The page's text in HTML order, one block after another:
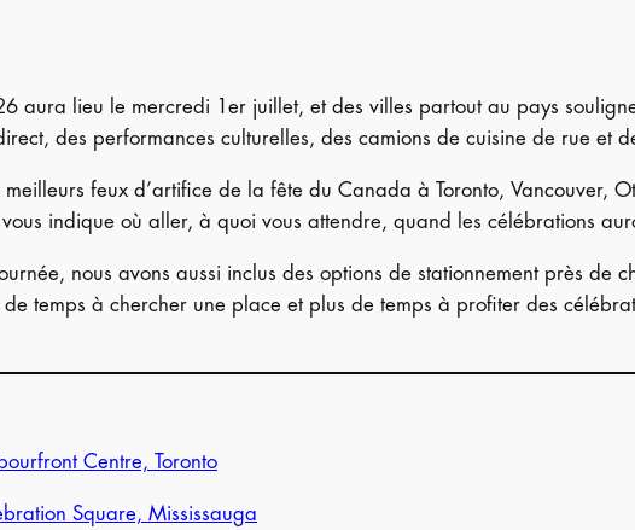
aura lieu le mercredi 1er juillet, et des villes partout au pays
des performances culturelles, des camions de cuisine de rue et
feux d’artifice de la fête du Canada à Toronto, Vancouver,
indique où aller, à quoi vous attendre, quand les célébrations
nous avons aussi inclus des options de stationnement près de
de temps à chercher une place et plus de temps à profiter des
Centre, Toronto
Square, Mississauga